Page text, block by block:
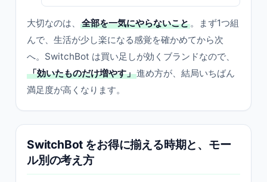
大切なのは、 全部を一気にやらないこと。まず1つ組
んで、生活が少し楽になる感覚を確かめてから次
へ。SwitchBot は買い足しが効くブランドなので、
「効いたものだけ増やす」進め方が、結局いちばん
満足度が高くなります。
SwitchBot をお得に揃える時期と、モー
ル別の考え方